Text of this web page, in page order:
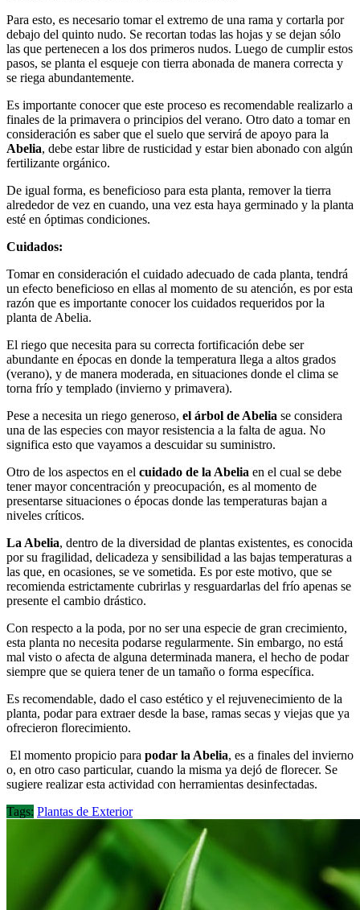
Para esto, es necesario tomar el extremo de una rama y cortarla por
debajo del quinto nudo. Se recortan todas las hojas y se dejan sólo
las que pertenecen a los dos primeros nudos. Luego de cumplir estos
pasos, se planta el esqueje con tierra abonada de manera correcta y
se riega abundantemente.
Es importante conocer que este proceso es recomendable realizarlo a
finales de la primavera o principios del verano. Otro dato a tomar en
consideración es saber que el suelo que servirá de apoyo para la
Abelia, debe estar libre de rusticidad y estar bien abonado con algún
fertilizante orgánico.
De igual forma, es beneficioso para esta planta, remover la tierra
alrededor de vez en cuando, una vez esta haya germinado y la planta
esté en óptimas condiciones.
Cuidados:
Tomar en consideración el cuidado adecuado de cada planta, tendrá
un efecto beneficioso en ellas al momento de su atención, es por esta
razón que es importante conocer los cuidados requeridos por la
planta de Abelia.
El riego que necesita para su correcta fortificación debe ser
abundante en épocas en donde la temperatura llega a altos grados
(verano), y de manera moderada, en situaciones donde el clima se
torna frío y templado (invierno y primavera).
Pese a necesita un riego generoso, el árbol de Abelia se considera
una de las especies con mayor resistencia a la falta de agua. No
significa esto que vayamos a descuidar su suministro.
Otro de los aspectos en el cuidado de la Abelia en el cual se debe
tener mayor concentración y preocupación, es al momento de
presentarse situaciones o épocas donde las temperaturas bajan a
niveles críticos.
La Abelia, dentro de la diversidad de plantas existentes, es conocida
por su fragilidad, delicadeza y sensibilidad a las bajas temperaturas a
las que, en ocasiones, se ve sometida. Es por este motivo, que se
recomienda estrictamente cubrirlas y resguardarlas del frío apenas se
presente el cambio drástico.
Con respecto a la poda, por no ser una especie de gran crecimiento,
esta planta no necesita podarse regularmente. Sin embargo, no está
mal visto o afecta de alguna determinada manera, el hecho de podar
siempre que se quiera tener de un tamaño o forma específica.
Es recomendable, dado el caso estético y el rejuvenecimiento de la
planta, podar para extraer desde la base, ramas secas y viejas que ya
ofrecieron florecimiento.
El momento propicio para podar la Abelia, es a finales del invierno
o, en otro caso particular, cuando la misma ya dejó de florecer. Se
sugiere realizar esta actividad con herramientas desinfectadas.
Tags: Plantas de Exterior